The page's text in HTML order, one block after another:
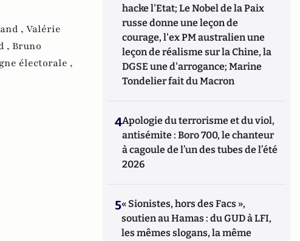
, Valérie
, Bruno
électorale ,
hacke l'Etat; Le Nobel de la Paix
russe donne une leçon de
courage, l'ex PM australien une
leçon de réalisme sur la Chine, la
DGSE une d'arrogance; Marine
Tondelier fait du Macron
4Apologie du terrorisme et du viol,
antisémite : Boro 700, le chanteur
à cagoule de l’un des tubes de l’été
2026
5« Sionistes, hors des Facs »,
soutien au Hamas : du GUD à LFI,
les mêmes slogans, la même